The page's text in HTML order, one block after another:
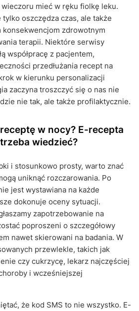
mieć w ręku fiolkę leku.
oszczędza czas, ale także
konsekwencjom zdrowotnym
terapii. Niektóre serwisy
współpracę z pacjentem,
przedłużania recept na
w kierunku personalizacji
zaczyna troszczyć się o nas nie
nie tak, ale także profilaktycznie.
w nocy? E-recepta
wiedzieć?
i stosunkowo prosty, warto znać
uniknąć rozczarowania. Po
jest wystawiana na każde
dokonuje oceny sytuacji.
zapotrzebowanie na
poproszeni o szczegółowy
nawet skierowani na badania. W
przewlekle, takich jak
czy cukrzycę, lekarz najczęściej
i wcześniejszej
że kod SMS to nie wszystko. E-